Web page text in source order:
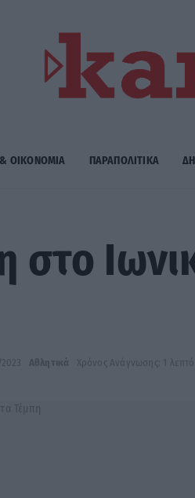
ΟΙΚΟΝΟΜΙΑ ΠΑΡΑΠΟΛΙΤΙΚΑ
Αθλητικά Χρόνος Ανάγνωσης: 1 λεπτό